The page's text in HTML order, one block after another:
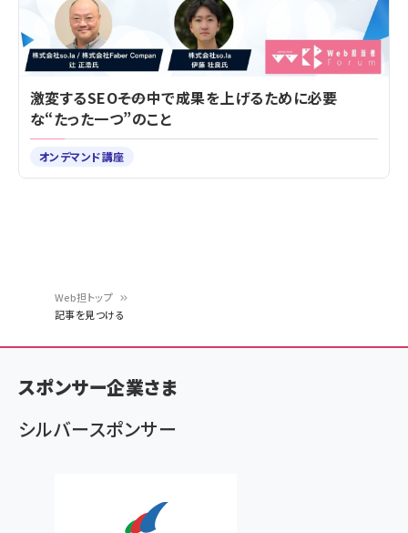
く
ず
Web担トップ
記事を見つける
激変するSEO――その中で成果を上げるために必要
な“たった一つ”のこと
オンデマンド講座
スポンサー企業さま
シルバースポンサー